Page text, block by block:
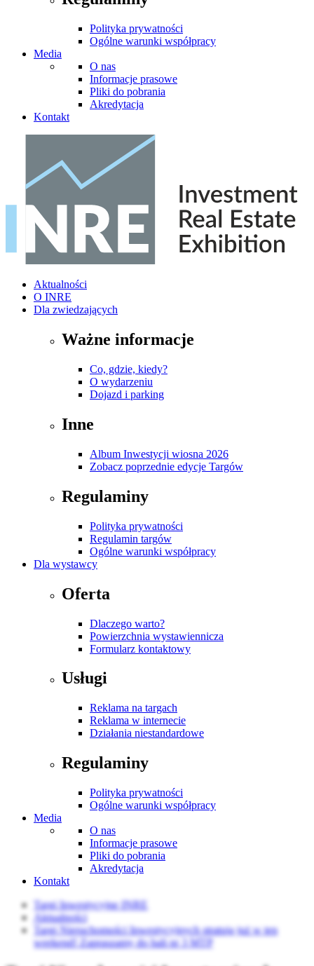
Polityka prywatności
Ogólne warunki współpracy
Media
O nas
Informacje prasowe
Pliki do pobrania
Akredytacja
Kontakt
Aktualności
O INRE
Dla zwiedzających
Ważne informacje
Co, gdzie, kiedy?
O wydarzeniu
Dojazd i parking
Inne
Album Inwestycji wiosna 2026
Zobacz poprzednie edycje Targów
Regulaminy
Polityka prywatności
Regulamin targów
Ogólne warunki współpracy
Dla wystawcy
Oferta
Dlaczego warto?
Powierzchnia wystawiennicza
Formularz kontaktowy
Usługi
Reklama na targach
Reklama w internecie
Działania niestandardowe
Regulaminy
Polityka prywatności
Ogólne warunki współpracy
Media
O nas
Informacje prasowe
Pliki do pobrania
Akredytacja
Kontakt
Targi Inwestycyjne INRE
Aktualności
Targi Nieruchomości Inwestycyjnych stratują już w ten
weekend! Zapraszamy do hali nr 3 MTP